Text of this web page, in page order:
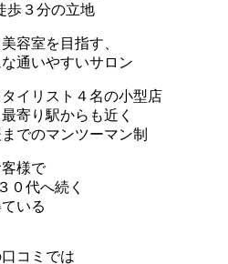
歩３分の立地
容室を目指す、
通いやすいサロン
イリスト４名の小型店
寄り駅からも近く
でのマンツーマン制
様で
０代へ続く
いる
コミでは